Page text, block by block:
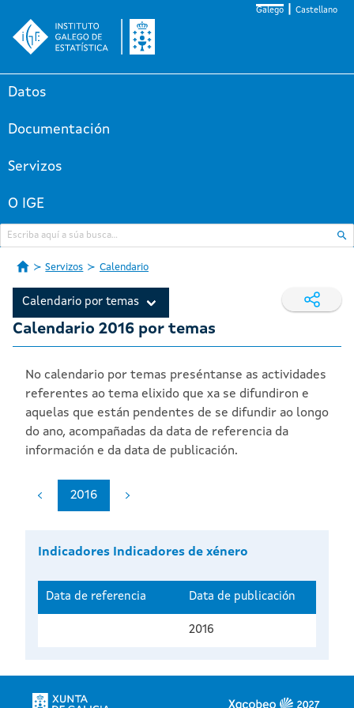
Galego Castellano
Datos
Documentación
Servizos
O IGE
Servizos Calendario
Calendario por temas
Calendario 2016 por temas
No calendario por temas preséntanse as actividades
referentes ao tema elixido que xa se difundiron e
aquelas que están pendentes de se difundir ao longo
do ano, acompañadas da data de referencia da
información e da data de publicación.
2016
Indicadores Indicadores de xénero
Data de referencia Data de publicación
2016